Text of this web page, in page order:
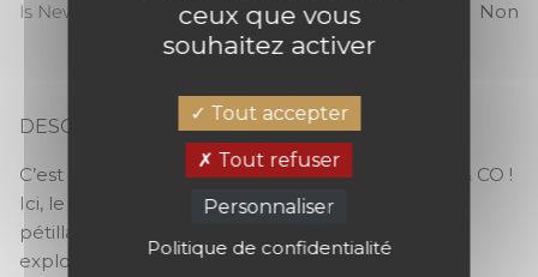
Is New Non
DESCRIPTION
C’est le dessin phare de cette collection GREEN & CO !
Ici, le vert prend de la couleur en se mixant aux
pétillants ocres, jolis roses et puissants bleus. Une
explosion de couleurs pour le plus lumineux des
ceux que vous
souhaitez activer
Tout accepter
Tout refuser
Personnaliser
Politique de confidentialité